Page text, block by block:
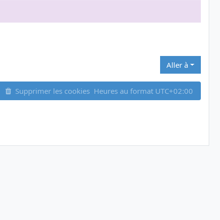
Aller à
Supprimer les cookies Heures au format UTC+02:00